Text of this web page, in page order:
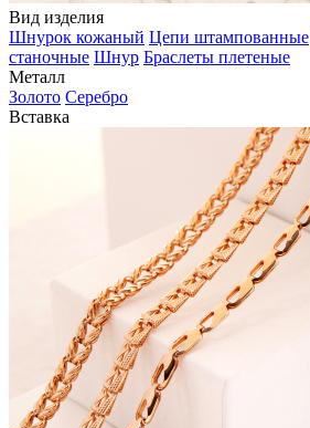
Вид изделия
Шнурок кожаный Цепи штампованные
станочные Шнур Браслеты плетеные
Металл
Золото Серебро
Вставка